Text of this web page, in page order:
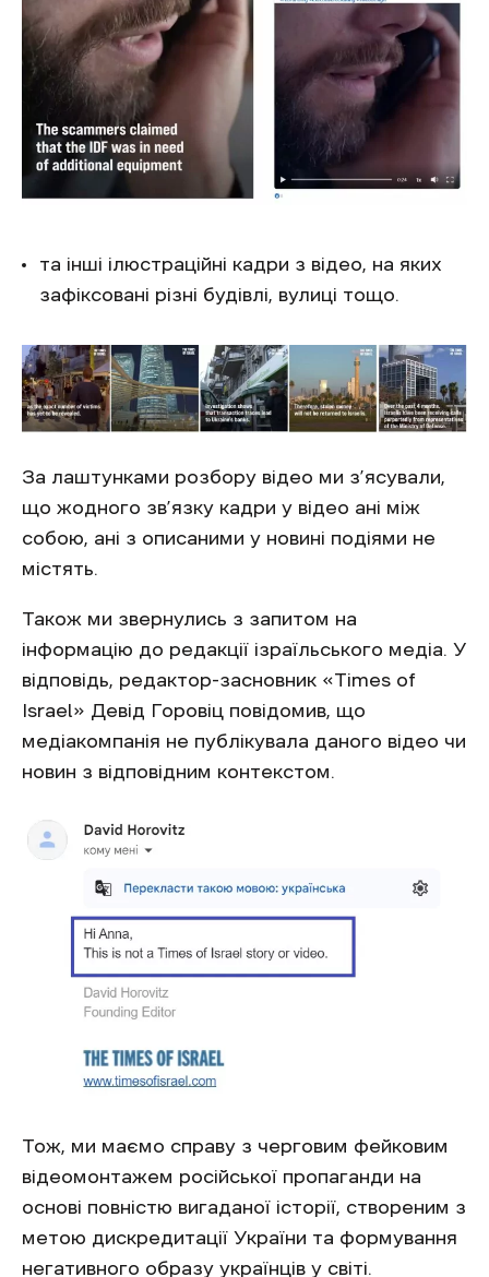
та інші ілюстраційні кадри з відео, на яких
зафіксовані різні будівлі, вулиці тощо.
За лаштунками розбору відео ми з’ясували,
що жодного зв’язку кадри у відео ані між
собою, ані з описаними у новині подіями не
містять.
Також ми звернулись з запитом на
інформацію до редакції ізраїльського медіа. У
відповідь, редактор-засновник «Times of
Israel» Девід Горовіц повідомив, що
медіакомпанія не публікувала даного відео чи
новин з відповідним контекстом.
Тож, ми маємо справу з черговим фейковим
відеомонтажем російської пропаганди на
основі повністю вигаданої історії, створеним з
метою дискредитації України та формування
негативного образу українців у світі.